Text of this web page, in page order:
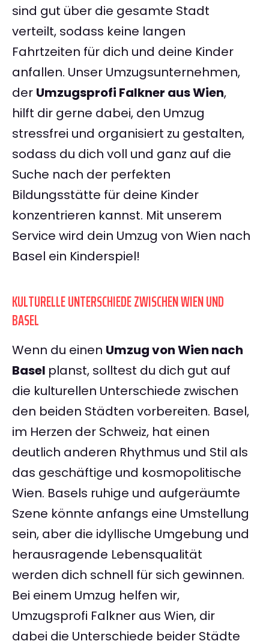
sind gut über die gesamte Stadt
verteilt, sodass keine langen
Fahrtzeiten für dich und deine Kinder
anfallen. Unser Umzugsunternehmen,
der Umzugsprofi Falkner aus Wien,
hilft dir gerne dabei, den Umzug
stressfrei und organisiert zu gestalten,
sodass du dich voll und ganz auf die
Suche nach der perfekten
Bildungsstätte für deine Kinder
konzentrieren kannst. Mit unserem
Service wird dein Umzug von Wien nach
Basel ein Kinderspiel!
KULTURELLE UNTERSCHIEDE ZWISCHEN WIEN UND
BASEL
Wenn du einen Umzug von Wien nach
Basel planst, solltest du dich gut auf
die kulturellen Unterschiede zwischen
den beiden Städten vorbereiten. Basel,
im Herzen der Schweiz, hat einen
deutlich anderen Rhythmus und Stil als
das geschäftige und kosmopolitische
Wien. Basels ruhige und aufgeräumte
Szene könnte anfangs eine Umstellung
sein, aber die idyllische Umgebung und
herausragende Lebensqualität
werden dich schnell für sich gewinnen.
Bei einem Umzug helfen wir,
Umzugsprofi Falkner aus Wien, dir
dabei die Unterschiede beider Städte